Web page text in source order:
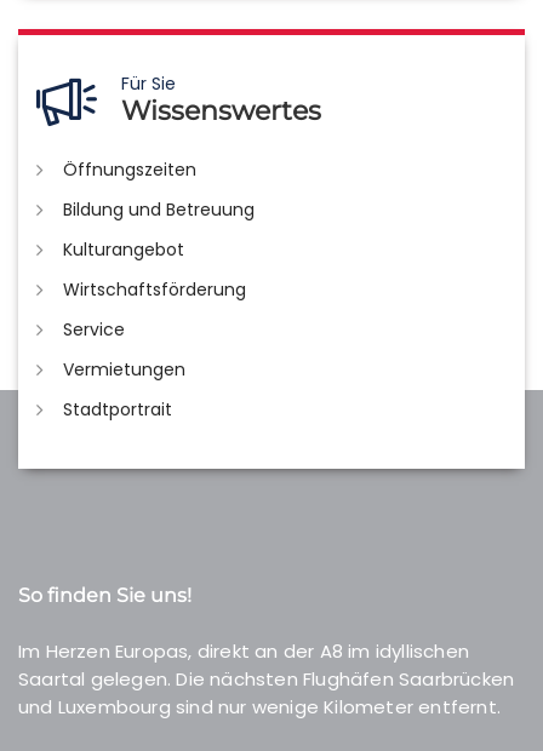
Für Sie
Wissenswertes
Öffnungszeiten
Bildung und Betreuung
Kulturangebot
Wirtschaftsförderung
Service
Vermietungen
Stadtportrait
So finden Sie uns!
Im Herzen Europas, direkt an der A8 im idyllischen
Saartal gelegen. Die nächsten Flughäfen Saarbrücken
und Luxembourg sind nur wenige Kilometer entfernt.